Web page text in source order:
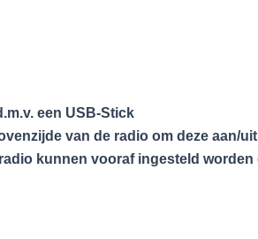
een USB-Stick
van de radio om deze aan/
kunnen vooraf ingesteld